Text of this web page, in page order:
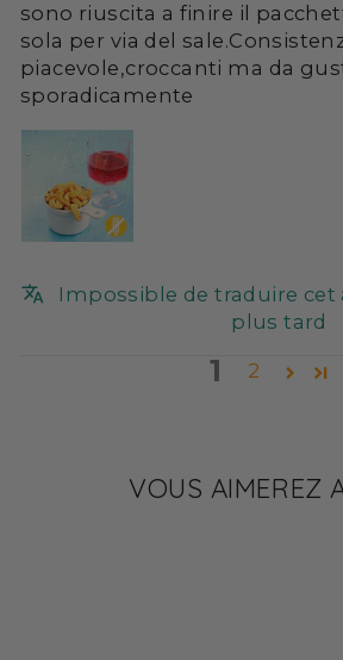
sono riuscita a finire il
sola per via del
piacevole,croccanti ma da
sporadicamente
Impossible de traduire cet
plus tard
1 2
VOUS AIMEREZ